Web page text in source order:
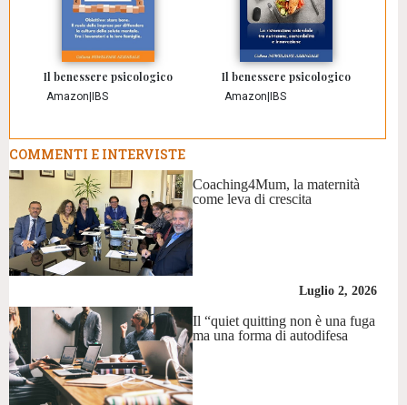
Il benessere psicologico
Amazon IBS
Il benessere psicologico
Amazon IBS
COMMENTI E INTERVISTE
Coaching4Mum, la maternità
come leva di crescita
Luglio 2, 2026
Il “quiet quitting non è una fuga
ma una forma di autodifesa